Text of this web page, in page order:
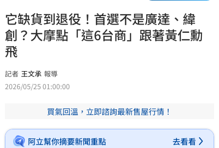
它缺貨到退役！首選不是廣達、緯
創？大摩點「這6台商」跟著黃仁勳
飛
記者 王文承 報導
2026/05/25 01:00:00
買氣回溫，立即諮詢最新售屋行情！
阿立幫你摘要新聞重點 去看看